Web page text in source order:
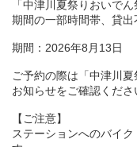
「中津川夏祭りおいで
期間の一部時間帯、貸出
期間：2026年8月13日
ご予約の際は「中津川
お知らせをご確認くださ
【ご注意】
ステーションへのバイ